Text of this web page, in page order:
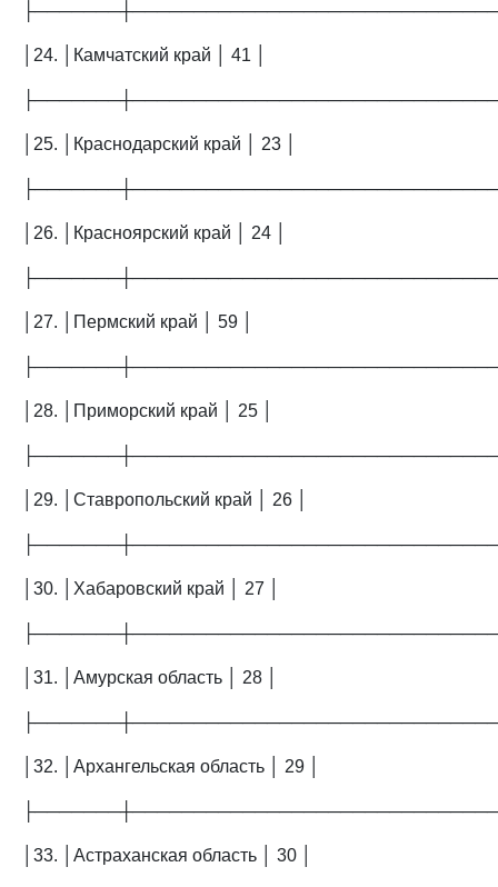
│24. │Камчатский край │ 41 │
│25. │Краснодарский край │ 23 │
│26. │Красноярский край │ 24 │
│27. │Пермский край │ 59 │
│28. │Приморский край │ 25 │
│29. │Ставропольский край │ 26 │
│30. │Хабаровский край │ 27 │
│31. │Амурская область │ 28 │
│32. │Архангельская область │ 29 │
│33. │Астраханская область │ 30 │